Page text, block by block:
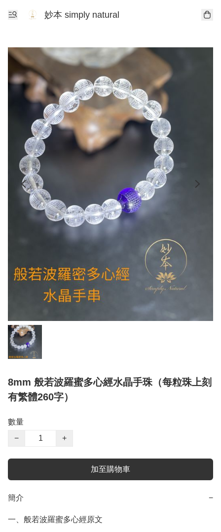
妙本 simply natural
8mm 般若波羅蜜多心經水晶手珠（每粒珠上刻
有繁體260字）
數量
−
+
加至購物車
簡介 −
一、般若波羅蜜多心經原文